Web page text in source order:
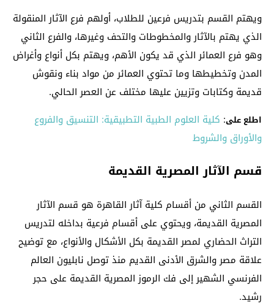
ويهتم القسم بتدريس فرعين للطلاب، أولهم فرع الآثار المنقولة
الذي يهتم بالآثار والمخطوطات والتحف وغيرها، والفرع الثاني
وهو فرع العمائر الذي قد يكون الأهم، ويهتم بكل أنواع وأغراض
المدن وتخطيطها وما تحتوي العمائر من مواد بناء ونقوش
قديمة وكتابات وتزيين عليها مختلف عن العصر الحالي.
اطلع على: كلية العلوم الطبية التطبيقية: التنسيق والفروع
والأوراق والشروط
قسم الآثار المصرية القديمة
القسم الثاني من أقسام كلية آثار القاهرة هو قسم الآثار
المصرية القديمة، ويحتوي على أقسام فرعية بداخله لتدريس
التراث الحضاري لمصر القديمة بكل الأشكال والأنواع، مع توضيح
علاقة مصر والشرق الأدنى القديم منذ توصل نابليون العالم
الفرنسي الشهير إلى فك الرموز المصرية القديمة على حجر
رشيد.